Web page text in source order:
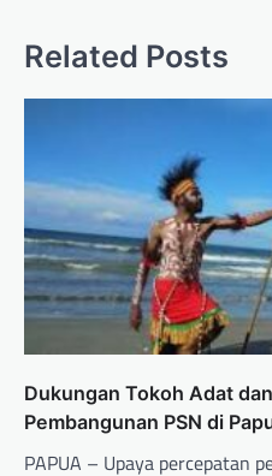
Related Posts
Dukungan Tokoh Adat
Pembangunan PSN di
PAPUA – Upaya percepatan